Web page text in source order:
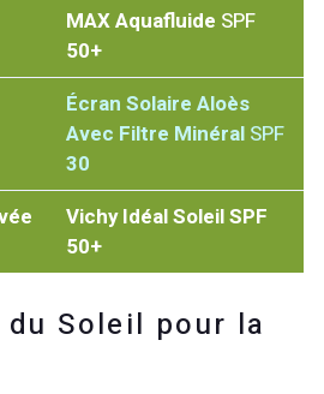
MAX Aquafluide SPF
50+
Écran Solaire Aloès
Avec Filtre Minéral SPF
30
Vichy Idéal Soleil SPF
50+
du Soleil pour la